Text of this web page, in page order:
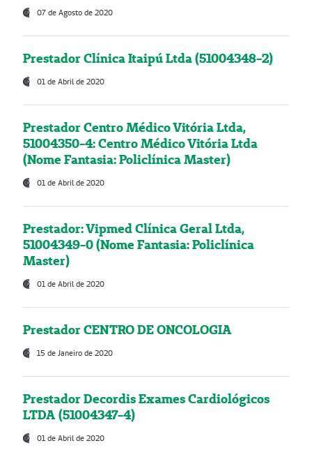
07 de Agosto de 2020
Prestador Clínica Itaipú Ltda (51004348-2)
01 de Abril de 2020
Prestador Centro Médico Vitória Ltda,
51004350-4: Centro Médico Vitória Ltda
(Nome Fantasia: Policlínica Master)
01 de Abril de 2020
Prestador: Vipmed Clínica Geral Ltda,
51004349-0 (Nome Fantasia: Policlínica
Master)
01 de Abril de 2020
Prestador CENTRO DE ONCOLOGIA
15 de Janeiro de 2020
Prestador Decordis Exames Cardiológicos
LTDA (51004347-4)
01 de Abril de 2020